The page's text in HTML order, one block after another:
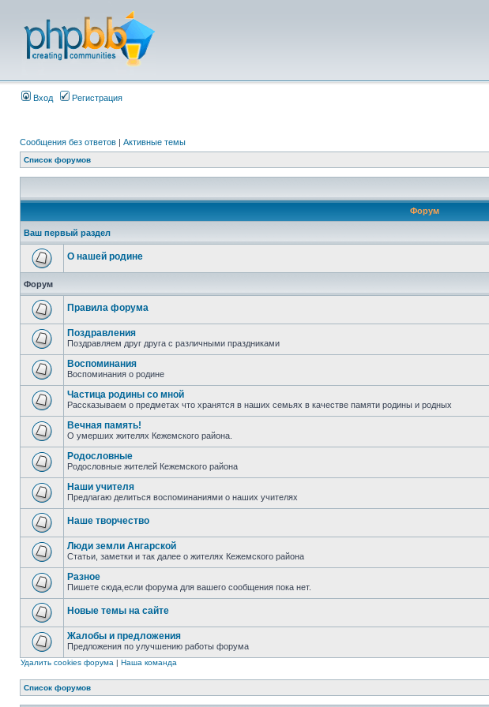
Вход Регистрация
Сообщения без ответов | Активные темы
Список форумов
Форум
Ваш первый раздел
О нашей родине
Форум
Правила форума
Поздравления
Поздравляем друг друга с различными праздниками
Воспоминания
Воспоминания о родине
Частица родины со мной
Рассказываем о предметах что хранятся в наших семьях в качестве памяти родины и родных
Вечная память!
О умерших жителях Кежемского района.
Родословные
Родословные жителей Кежемского района
Наши учителя
Предлагаю делиться воспоминаниями о наших учителях
Наше творчество
Люди земли Ангарской
Статьи, заметки и так далее о жителях Кежемского района
Разное
Пишете сюда,если форума для вашего сообщения пока нет.
Новые темы на сайте
Жалобы и предложения
Предложения по улучшению работы форума
Удалить cookies форума | Наша команда
Список форумов